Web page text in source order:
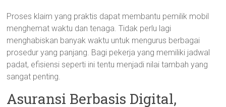
Proses klaim yang praktis dapat membantu pemilik mobil
menghemat waktu dan tenaga. Tidak perlu lagi
menghabiskan banyak waktu untuk mengurus berbagai
prosedur yang panjang. Bagi pekerja yang memiliki jadwal
padat, efisiensi seperti ini tentu menjadi nilai tambah yang
sangat penting.
Asuransi Berbasis Digital,